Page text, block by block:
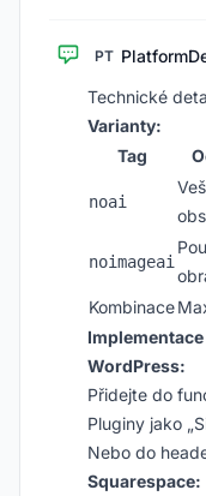
PT
Technické
Varianty:
Tag
noai
noimageai
Kombinace
WordPress:
Přidejte do
Pluginy jako
Nebo do
Squarespace: